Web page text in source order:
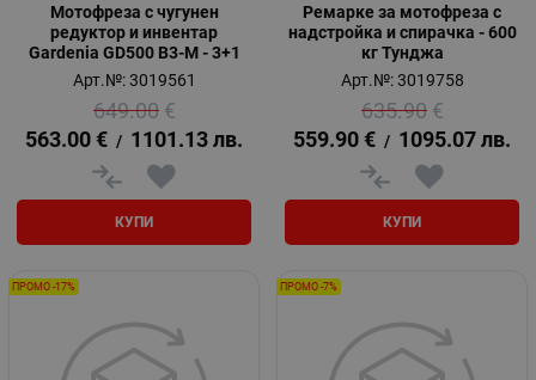
Мотофреза с чугунен
редуктор и инвентар
Gardenia GD500 B3-M - 3+1
Арт.№: 3019561
649.00 €
563.00 € / 1101.13 лв.
КУПИ
Ремарке за мотофреза с
надстройка и спирачка - 600
кг Тунджа
Арт.№: 3019758
635.90 €
559.90 € / 1095.07 лв.
КУПИ
ПРОМО -17% ПРОМО -7%